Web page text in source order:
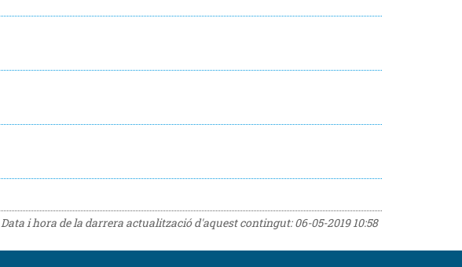
Data i hora de la darrera actualització d'aquest contingut:06-05-2019 10:58